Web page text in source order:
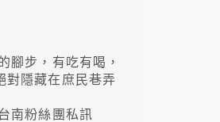
腳步，有吃有喝，
對隱藏在庶民巷弄
南粉絲團私訊